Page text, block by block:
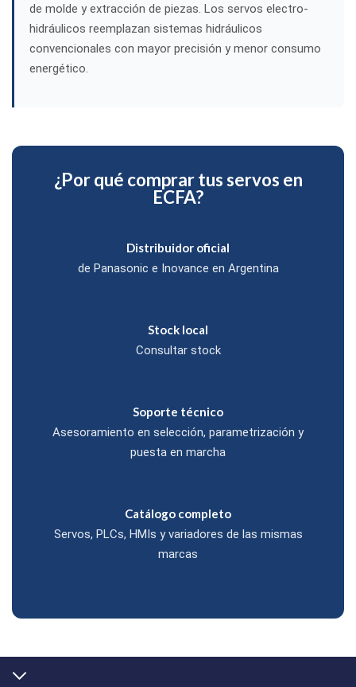
de molde y extracción de piezas. Los servos electro-
hidráulicos reemplazan sistemas hidráulicos
convencionales con mayor precisión y menor consumo
energético.
¿Por qué comprar tus servos en
ECFA?
Distribuidor oficial
de Panasonic e Inovance en Argentina
Stock local
Consultar stock
Soporte técnico
Asesoramiento en selección, parametrización y
puesta en marcha
Catálogo completo
Servos, PLCs, HMIs y variadores de las mismas
marcas